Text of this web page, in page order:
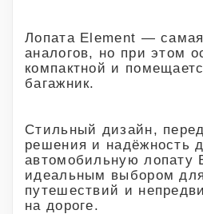
Лопата Element —
аналогов, но при этом
компактной и
багажник.
Стильный дизайн,
решения и надёжность
автомобильную лопату
идеальным выбором
путешествий и
на дороге.